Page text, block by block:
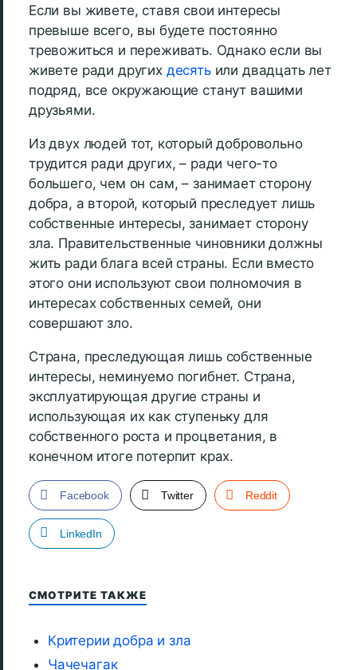
Если вы живете, ставя свои интересы
превыше всего, вы будете постоянно
тревожиться и переживать. Однако если вы
живете ради других десятьили двадцать лет
подряд, все окружающие станут вашими
друзьями.
Из двух людей тот, который добровольно
трудится ради других, – ради чего-то
большего, чем он сам, – занимает сторону
добра, а второй, который преследует лишь
собственные интересы, занимает сторону
зла. Правительственные чиновники должны
жить ради блага всей страны. Если вместо
этого они используют свои полномочия в
интересах собственных семей, они
совершают зло.
Страна, преследующая лишь собственные
интересы, неминуемо погибнет. Страна,
эксплуатирующая другие страны и
использующая их как ступеньку для
собственного роста и процветания, в
конечном итоге потерпит крах.
Facebook Twitter Reddit
LinkedIn
СМОТРИТЕ ТАКЖЕ
Критерии добра и зла
Чачечагак